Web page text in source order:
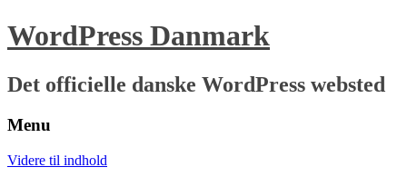
WordPress Danmark
Det officielle danske WordPress websted
Menu
Videre til indhold